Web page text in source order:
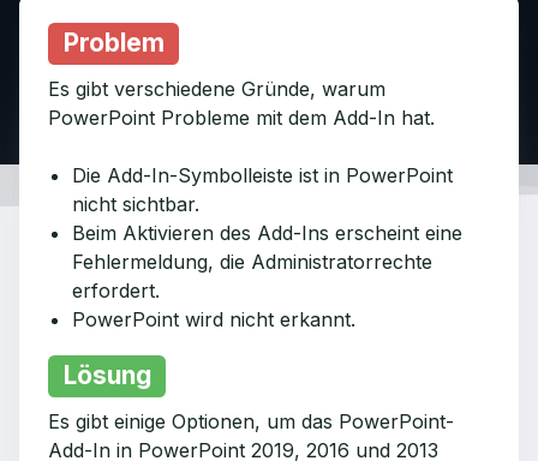
Problem
Es gibt verschiedene Gründe, warum
PowerPoint Probleme mit dem Add-In hat.
Die Add-In-Symbolleiste ist in PowerPoint
nicht sichtbar.
Beim Aktivieren des Add-Ins erscheint eine
Fehlermeldung, die Administratorrechte
erfordert.
PowerPoint wird nicht erkannt.
Lösung
Es gibt einige Optionen, um das PowerPoint-
Add-In in PowerPoint 2019, 2016 und 2013